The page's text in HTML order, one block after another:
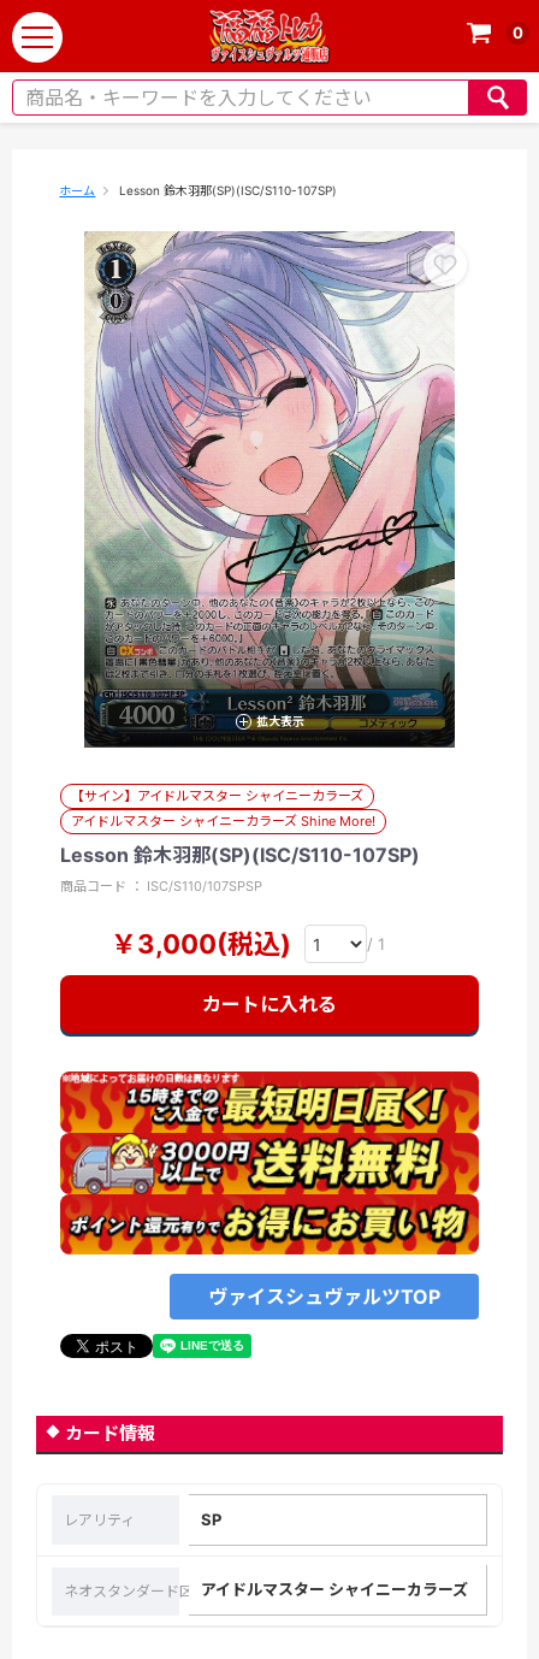
t
o
g
0
ホーム Lesson 鈴木羽那(SP)(ISC/S110-107SP)
拡大表示
【サイン】アイドルマスター シャイニーカラーズ
アイドルマスター シャイニーカラーズ Shine More!
Lesson 鈴木羽那(SP)(ISC/S110-107SP)
商品コード ： ISC/S110/107SPSP
￥3,000(税込) / 1
カートに入れる
ヴァイスシュヴァルツTOP
カード情報
レアリティ SP
ネオスタンダード区分アイドルマスター シャイニーカラーズ